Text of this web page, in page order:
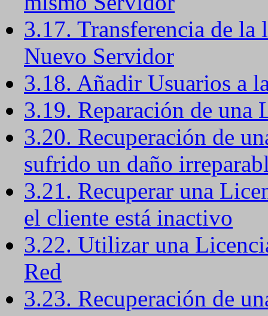
3.17. Transferencia de la
Nuevo Servidor
3.18. Añadir Usuarios a
3.19. Reparación de una
3.20. Recuperación de
sufrido un daño
3.21. Recuperar una
el cliente está inactivo
3.22. Utilizar una
Red
3.23. Recuperación de